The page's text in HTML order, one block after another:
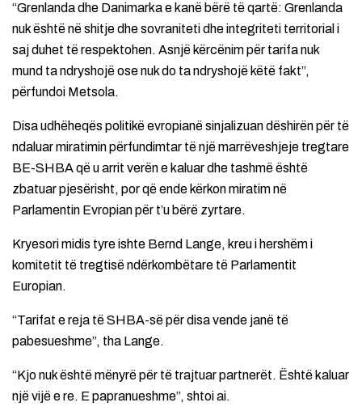
“Grenlanda dhe Danimarka e kanë bërë të qartë: Grenlanda
nuk është në shitje dhe sovraniteti dhe integriteti territorial i
saj duhet të respektohen. Asnjë kërcënim për tarifa nuk
mund ta ndryshojë ose nuk do ta ndryshojë këtë fakt”,
përfundoi Metsola.
Disa udhëheqës politikë evropianë sinjalizuan dëshirën për të
ndaluar miratimin përfundimtar të një marrëveshjeje tregtare
BE-SHBA që u arrit verën e kaluar dhe tashmë është
zbatuar pjesërisht, por që ende kërkon miratim në
Parlamentin Evropian për t’u bërë zyrtare.
Kryesori midis tyre ishte Bernd Lange, kreu i hershëm i
komitetit të tregtisë ndërkombëtare të Parlamentit
Europian.
“Tarifat e reja të SHBA-së për disa vende janë të
pabesueshme”, tha Lange.
“Kjo nuk është mënyrë për të trajtuar partnerët. Është kaluar
një vijë e re. E papranueshme”, shtoi ai.